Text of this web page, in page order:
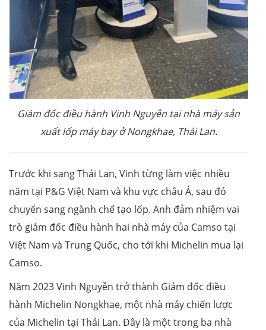
Giám đốc điều hành Vinh Nguyễn tại nhà máy sản
xuất lốp máy bay ở Nongkhae, Thái Lan.
Trước khi sang Thái Lan, Vinh từng làm việc nhiều
năm tại P&G Việt Nam và khu vực châu Á, sau đó
chuyển sang ngành chế tạo lốp. Anh đảm nhiệm vai
trò giám đốc điều hành hai nhà máy của Camso tại
Việt Nam và Trung Quốc, cho tới khi Michelin mua lại
Camso.
Năm 2023 Vinh Nguyễn trở thành Giám đốc điều
hành Michelin Nongkhae, một nhà máy chiến lược
của Michelin tại Thái Lan. Đây là một trong ba nhà